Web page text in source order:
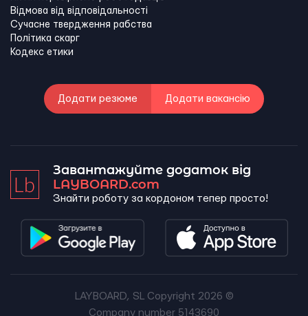
Відмова від відповідальності
Сучасне твердження рабства
Політика скарг
Кодекс етики
Додати резюме Додати вакансію
Завантажуйте додаток від
LAYBOARD.com
Знайти роботу за кордоном тепер просто!
LAYBOARD, SL Copyright 2026 ©
Company number 5143690